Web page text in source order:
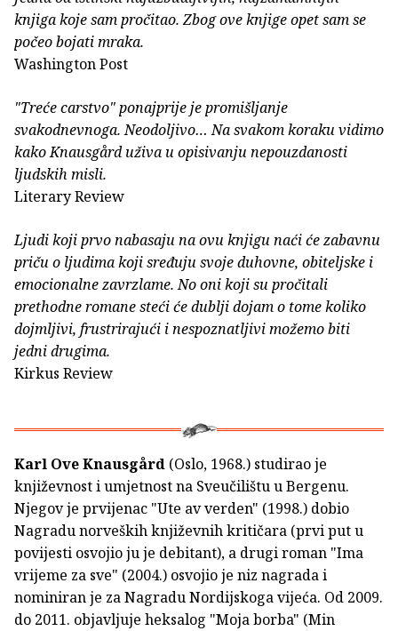
knjiga koje sam pročitao. Zbog ove knjige opet sam se
počeo bojati mraka.
Washington Post
"Treće carstvo" ponajprije je promišljanje
svakodnevnoga. Neodoljivo… Na svakom koraku vidimo
kako Knausgård uživa u opisivanju nepouzdanosti
ljudskih misli.
Literary Review
Ljudi koji prvo nabasaju na ovu knjigu naći će zabavnu
priču o ljudima koji sređuju svoje duhovne, obiteljske i
emocionalne zavrzlame. No oni koji su pročitali
prethodne romane steći će dublji dojam o tome koliko
dojmljivi, frustrirajući i nespoznatljivi možemo biti
jedni drugima.
Kirkus Review
Karl Ove Knausgård (Oslo, 1968.) studirao je
književnost i umjetnost na Sveučilištu u Bergenu.
Njegov je prvijenac "Ute av verden" (1998.) dobio
Nagradu norveških književnih kritičara (prvi put u
povijesti osvojio ju je debitant), a drugi roman "Ima
vrijeme za sve" (2004.) osvojio je niz nagrada i
nominiran je za Nagradu Nordijskoga vijeća. Od 2009.
do 2011. objavljuje heksalog "Moja borba" (Min